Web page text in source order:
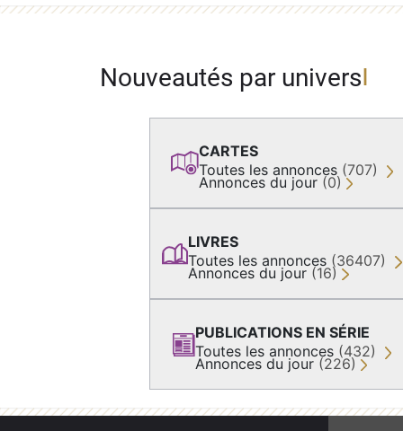
Nouveautés par univers
CARTES
Toutes les annonces (707)
Annonces du jour (0)
LIVRES
Toutes les annonces (36407)
Annonces du jour (16)
PUBLICATIONS EN SÉRIE
Toutes les annonces (432)
Annonces du jour (226)